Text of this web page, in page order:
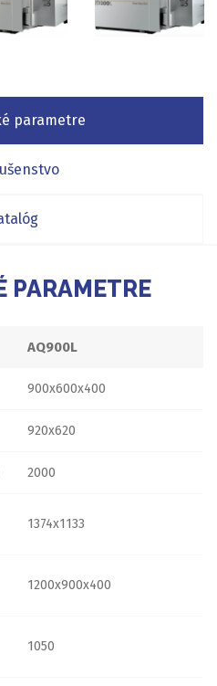
parametre
PARAMETRE
AQ900L
900x600x400
920x620
2000
1374x1133
1200x900x400
1050